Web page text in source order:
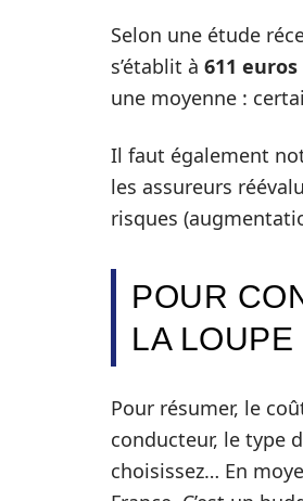
Selon une étude
s’établit à 611
une moyenne :
Il faut également
les assureurs
risques
POUR
LA LOUPE
Pour résumer, le
conducteur, le type
choisissez… En